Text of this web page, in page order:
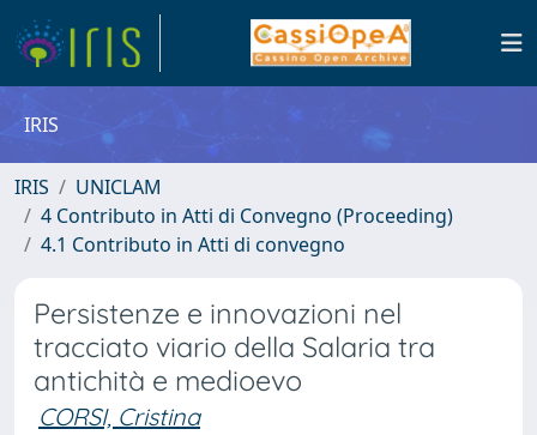
IRIS
IRIS
UNICLAM
4 Contributo in Atti di Convegno (Proceeding)
4.1 Contributo in Atti di convegno
Persistenze e innovazioni nel
tracciato viario della Salaria tra
antichità e medioevo
CORSI, Cristina